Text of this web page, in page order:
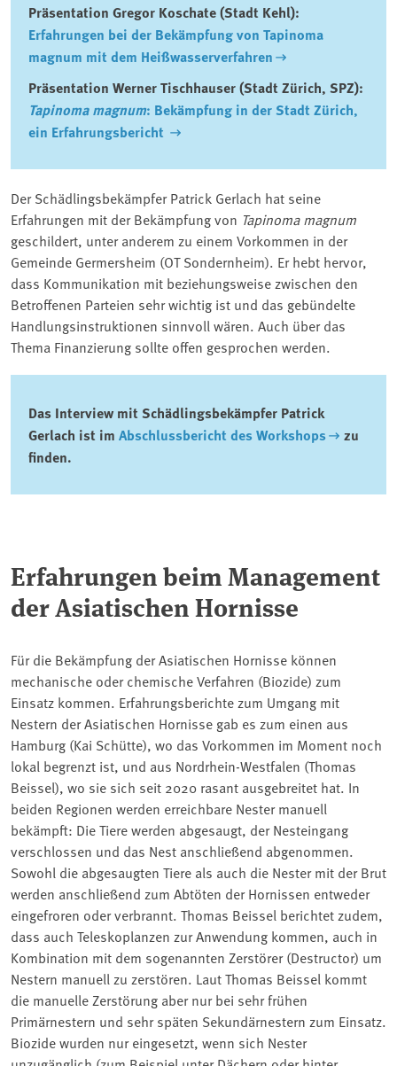
Präsentation Gregor Koschate (Stadt Kehl):
Erfahrungen bei der Bekämpfung von Tapinoma
magnum mit dem Heißwasserverfahren
Präsentation Werner Tischhauser (Stadt Zürich, SPZ):
Tapinoma magnum: Bekämpfung in der Stadt Zürich,
ein Erfahrungsbericht
Der Schädlingsbekämpfer Patrick Gerlach hat seine
Erfahrungen mit der Bekämpfung von Tapinoma magnum
geschildert, unter anderem zu einem Vorkommen in der
Gemeinde Germersheim (OT Sondernheim). Er hebt hervor,
dass Kommunikation mit beziehungsweise zwischen den
Betroffenen Parteien sehr wichtig ist und das gebündelte
Handlungsinstruktionen sinnvoll wären. Auch über das
Thema Finanzierung sollte offen gesprochen werden.
Das Interview mit Schädlingsbekämpfer Patrick
Gerlach ist im Abschlussbericht des Workshops
zu
finden.
Erfahrungen beim Management
der Asiatischen Hornisse
Für die Bekämpfung der Asiatischen Hornisse können
mechanische oder chemische Verfahren (Biozide) zum
Einsatz kommen. Erfahrungsberichte zum Umgang mit
Nestern der Asiatischen Hornisse gab es zum einen aus
Hamburg (Kai Schütte), wo das Vorkommen im Moment noch
lokal begrenzt ist, und aus Nordrhein-Westfalen (Thomas
Beissel), wo sie sich seit 2020 rasant ausgebreitet hat. In
beiden Regionen werden erreichbare Nester manuell
bekämpft: Die Tiere werden abgesaugt, der Nesteingang
verschlossen und das Nest anschließend abgenommen.
Sowohl die abgesaugten Tiere als auch die Nester mit der Brut
werden anschließend zum Abtöten der Hornissen entweder
eingefroren oder verbrannt. Thomas Beissel berichtet zudem,
dass auch Teleskoplanzen zur Anwendung kommen, auch in
Kombination mit dem sogenannten Zerstörer (Destructor) um
Nestern manuell zu zerstören. Laut Thomas Beissel kommt
die manuelle Zerstörung aber nur bei sehr frühen
Primärnestern und sehr späten Sekundärnestern zum Einsatz.
Biozide wurden nur eingesetzt, wenn sich Nester